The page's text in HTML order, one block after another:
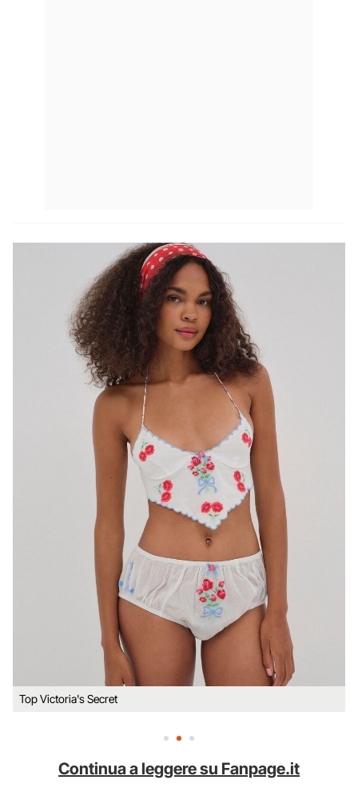
Top Victoria's Secret
Continua a leggere su Fanpage.it